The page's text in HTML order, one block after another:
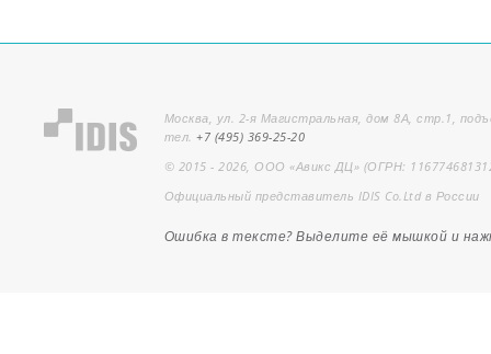
Москва, ул. 2-я Магистральная, дом 8А, стр.1,
тел.+7 (495) 369-25-20
© 2015 - 2026, ООО «Авикс ДЦ» (ОГРН:
Официальный представитель IDIS Co.Ltd в России
Ошибка в тексте? Выделите её мышкой и